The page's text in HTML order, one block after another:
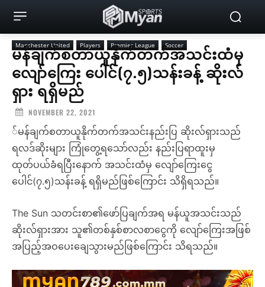
Manchester United Players Premier League Soccer
မန်ချက်စတာယူနိုက်တက်အသင်းထံမှ
လျော်ကြေး ပေါင်(၇.၅)သန်းခန့် ဆိုးလ်
ရှား ရရှိမည်
NOVEMBER 22, 2021
်မန်ချက်စတာယူနိုက်တက်အသင်းနည်းပြ ဆိုးလ်ရှားသည်
ရလဒ်ဆိုးများ ကြုံတွေ့ရသော်လည်း နည်းပြရာထူးမှ
ထုတ်ပယ်ခံရပြီးနောက် အသင်းထံမှ လျော်ကြေးငွေ
ပေါင်(၇.၅)သန်းခန့် ရရှိမည်ဖြစ်ကြောင်း သိရှိရသည်။
The Sun သတင်းစာ၏ဖော်ပြချက်အရ မန်ယူအသင်းသည်
ဆိုးလ်ရှားအား သူ၏တစ်နှစ်စာလစာငွေကို လျော်ကြေးအဖြစ်
အပြည့်အဝပေးချေသွားမည်ဖြစ်ကြောင်း သိရသည်။